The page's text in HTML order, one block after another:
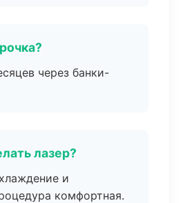
через банки-
лазер?
и
комфортная.